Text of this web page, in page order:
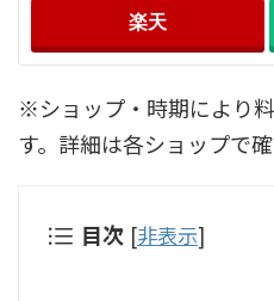
楽天
※ショップ・時期により
す。詳細は各ショップで
目次 [非表示]